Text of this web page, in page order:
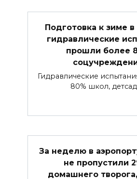
Подготовка к зиме
гидравлические
прошли более
Гидравлические
80% школ,
За неделю в
не пропустили
домашнего